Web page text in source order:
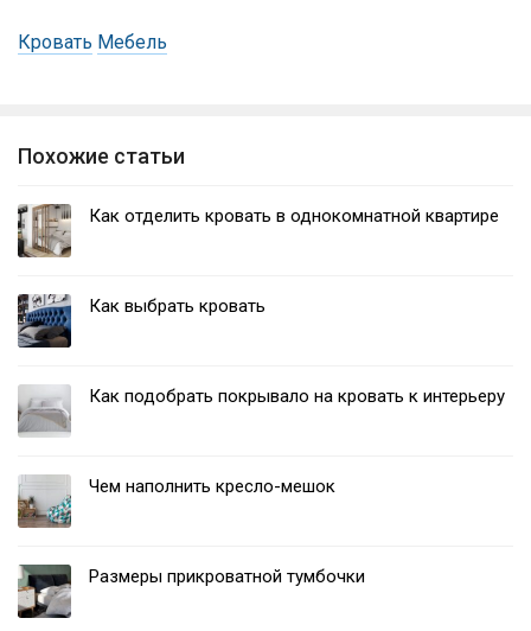
Кровать Мебель
Похожие статьи
Как отделить кровать в однокомнатной квартире
Как выбрать кровать
Как подобрать покрывало на кровать к интерьеру
Чем наполнить кресло-мешок
Размеры прикроватной тумбочки